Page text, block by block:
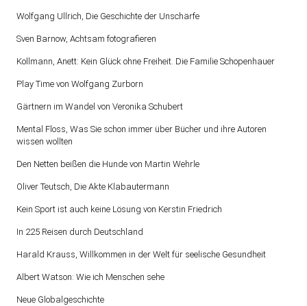
Wolfgang Ullrich, Die Geschichte der Unschärfe
Sven Barnow, Achtsam fotografieren
Kollmann, Anett: Kein Glück ohne Freiheit. Die Familie Schopenhauer
Play Time von Wolfgang Zurborn
Gärtnern im Wandel von Veronika Schubert
Mental Floss, Was Sie schon immer über Bücher und ihre Autoren
wissen wollten
Den Netten beißen die Hunde von Martin Wehrle
Oliver Teutsch, Die Akte Klabautermann
Kein Sport ist auch keine Lösung von Kerstin Friedrich
In 225 Reisen durch Deutschland
Harald Krauss, Willkommen in der Welt für seelische Gesundheit
Albert Watson: Wie ich Menschen sehe
Neue Globalgeschichte